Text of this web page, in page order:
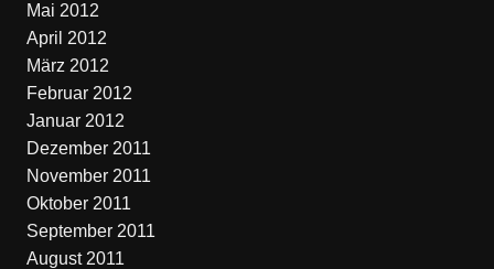
Mai 2012
April 2012
März 2012
Februar 2012
Januar 2012
Dezember 2011
November 2011
Oktober 2011
September 2011
August 2011